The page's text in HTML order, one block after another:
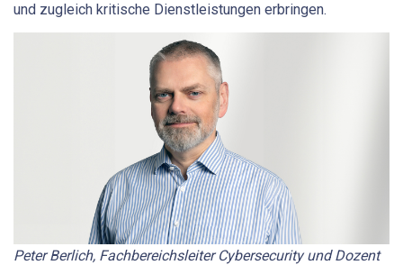
und zugleich kritische Dienstleistungen erbringen.
Peter Berlich, Fachbereichsleiter Cyber­security und Dozent